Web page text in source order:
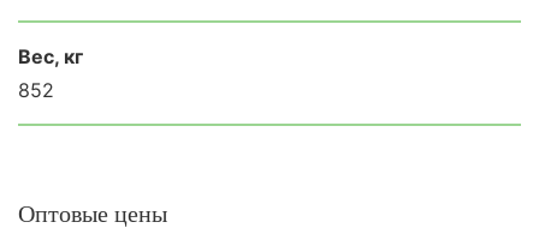
Вес, кг
852
Оптовые цены